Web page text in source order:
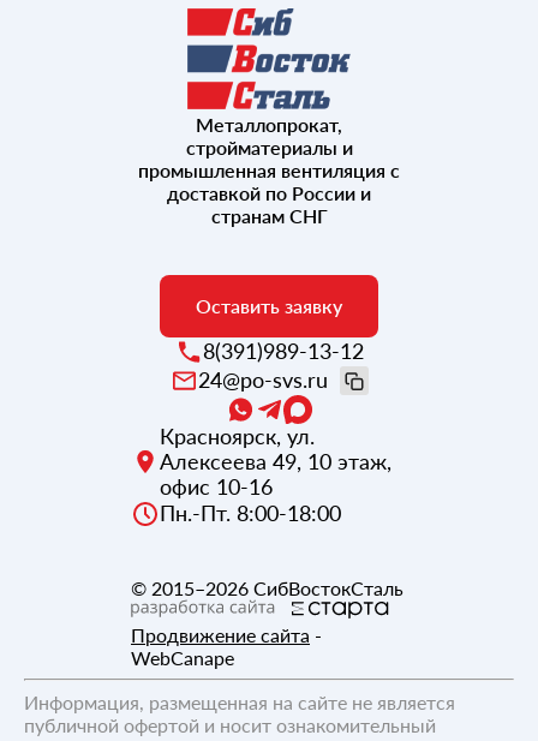
Металлопрокат,
стройматериалы и
промышленная вентиляция с
доставкой по России и
странам СНГ
Оставить заявку
8(391)989-13-12
24@po-svs.ru
Красноярск, ул.
Алексеева 49, 10 этаж,
офис 10-16
Пн.-Пт. 8:00-18:00
© 2015–2026 СибВостокСталь
Продвижение сайта -
WebCanape
Информация, размещенная на сайте не является
публичной офертой и носит ознакомительный